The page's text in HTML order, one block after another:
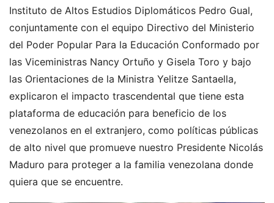
Instituto de Altos Estudios Diplomáticos Pedro Gual,
conjuntamente con el equipo Directivo del Ministerio
del Poder Popular Para la Educación Conformado por
las Viceministras Nancy Ortuño y Gisela Toro y bajo
las Orientaciones de la Ministra Yelitze Santaella,
explicaron el impacto trascendental que tiene esta
plataforma de educación para beneficio de los
venezolanos en el extranjero, como políticas públicas
de alto nivel que promueve nuestro Presidente Nicolás
Maduro para proteger a la familia venezolana donde
quiera que se encuentre.